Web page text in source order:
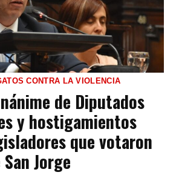
CONTRA LA VIOLENCIA
de Diputados
y hostigamientos
que votaron
Jorge